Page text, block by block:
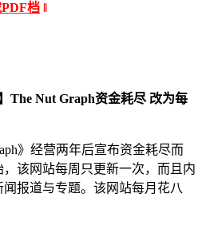
档 ‖
The Nut Graph资金耗尽 改为每
》经营两年后宣布资金耗尽而
该网站每周只更新一次，而且内
报道与专题。该网站每月花八